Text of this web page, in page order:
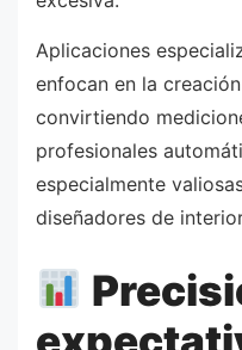
Aplicaciones
enfocan en la
convirtiendo
profesionales
especialmente
diseñadores de